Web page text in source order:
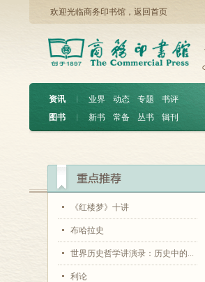
欢迎光临商务印书馆， 返回首页
资讯 ︱ 业界 动态 专题
书评
图书
︱ 新书 常备 丛书 辑刊
《红楼梦》十讲
布哈拉史
世界历史哲学讲演录：历史中的...
利论